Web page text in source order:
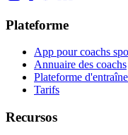
Plateforme
App pour coachs
Annuaire des coachs
Plateforme
Tarifs
Recursos